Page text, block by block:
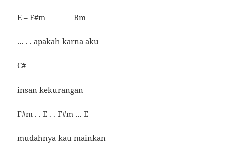
E – F#m Bm
… . . apakah karna aku
C#
insan kekurangan
F#m . . E . . F#m … E
mudahnya kau mainkan